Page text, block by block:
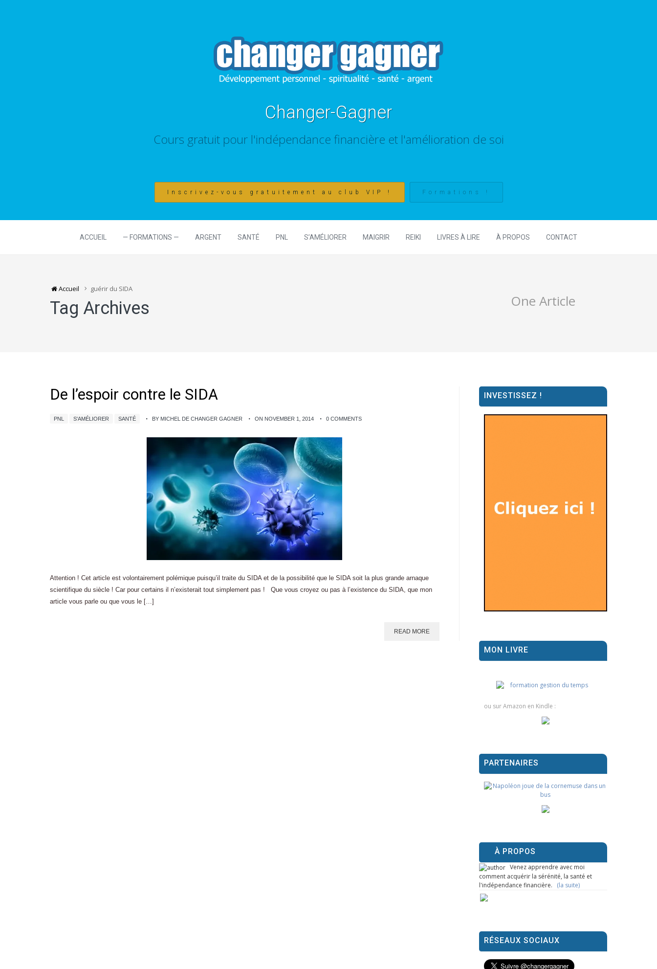
Changer-Gagner
Cours gratuit pour l'indépendance financière et l'amélioration de soi
Inscrivez-vous gratuitement au club VIP ! Formations !
ACCUEIL — FORMATIONS — ARGENT SANTÉ PNL S’AMÉLIORER MAIGRIR REIKI LIVRES À LIRE À PROPOS CONTACT
Accueil guérir du SIDA
Tag Archives One Article
De l’espoir contre le SIDA
PNL S'AMÉLIORER SANTÉ BY MICHEL DE CHANGER GAGNER ON NOVEMBER 1, 2014 0 COMMENTS
Attention ! Cet article est volontairement polémique puisqu’il traite du SIDA et de la possibilité que le SIDA soit la plus grande arnaque
scientifique du siècle ! Car pour certains il n’existerait tout simplement pas ! Que vous croyez ou pas à l’existence du SIDA, que mon
article vous parle ou que vous le […]
READ MORE
INVESTISSEZ !
MON LIVRE
ou sur Amazon en Kindle :
PARTENAIRES
À PROPOS
Venez apprendre avec moi
comment acquérir la sérénité, la santé et
l'indépendance financière. (la suite)
RÉSEAUX SOCIAUX